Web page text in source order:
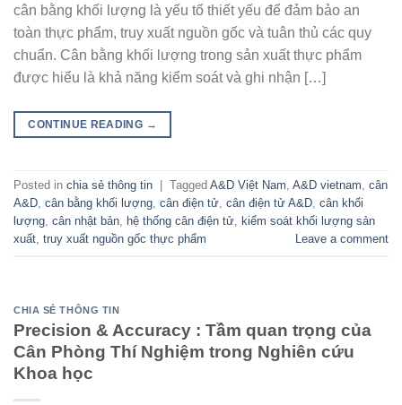
cân bằng khối lượng là yếu tố thiết yếu để đảm bảo an
toàn thực phẩm, truy xuất nguồn gốc và tuân thủ các quy
chuẩn. Cân bằng khối lượng trong sản xuất thực phẩm
được hiểu là khả năng kiểm soát và ghi nhận […]
CONTINUE READING →
Posted in chia sẻ thông tin Tagged A&D Việt Nam A&D vietnam cân
A&D cân bằng khối lượng cân điện tử cân điện tử A&D cân khối
lượng cân nhật bản hệ thống cân điện tử
kiểm soát khối lượng sản
xuất truy xuất nguồn gốc thực phẩm Leave a comment
CHIA SẺ THÔNG TIN
Precision & Accuracy : Tầm quan trọng của
Cân Phòng Thí Nghiệm trong Nghiên cứu
Khoa học